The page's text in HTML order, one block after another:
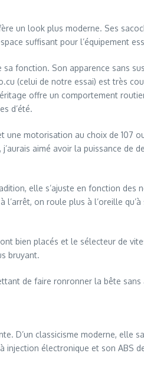
un look plus moderne. Ses
suffisant pour l’équipement
fonction. Son apparence sans
(celui de notre essai) est très
offre un comportement
d’été.
motorisation au choix de 107
aimé avoir la puissance de
elle s’ajuste en fonction
on roule plus à l’oreille
bien placés et le sélecteur de
bruyant.
de faire ronronner la bête
D’un classicisme moderne, elle
électronique et son ABS